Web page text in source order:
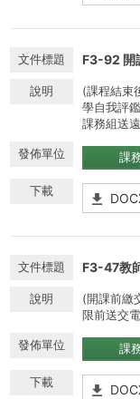
F3-92 開
(課程結束
學自我評
課務組送
課
F3-47教
(開課前繳
限前送交
課